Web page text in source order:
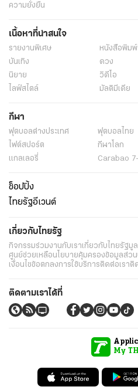
ความยั่งยืน
เนื้อหาที่น่าสนใจ
รายงานพิเศษ หนังสือพิมพ์
บันเทิง
ดวง
นิยาย
วิดีโอ
ไลฟ์สไตล์
มัลติมีเดีย
กีฬา
ฟุตบอลต่่างประเทศ ฟุตบอลไทย
ไฟต์สปอร์ต
กีฬาโลก
แกลเลอรี่
Carabao
ช็อปปิ้ง
ไทยรัฐอีเวนต์
เกี่ยวกับไทยรัฐ
กิจกรรมร่วมงานกับเราเกี่ยวกับไทยรัฐมู
ศูนย์ช่วยเหลือนโยบายคุ้มครองข้อมูลส่ว
เงื่อนไขข้อตกลงการใช้บริการติดต่อเราติ
ติดตามเราได้ที่
My